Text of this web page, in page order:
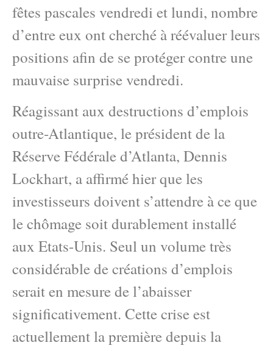
fêtes pascales vendredi et lundi, nombre
d’entre eux ont cherché à réévaluer leurs
positions afin de se protéger contre une
mauvaise surprise vendredi.
Réagissant aux destructions d’emplois
outre-Atlantique, le président de la
Réserve Fédérale d’Atlanta, Dennis
Lockhart, a affirmé hier que les
investisseurs doivent s’attendre à ce que
le chômage soit durablement installé
aux Etats-Unis. Seul un volume très
considérable de créations d’emplois
serait en mesure de l’abaisser
significativement. Cette crise est
actuellement la première depuis la